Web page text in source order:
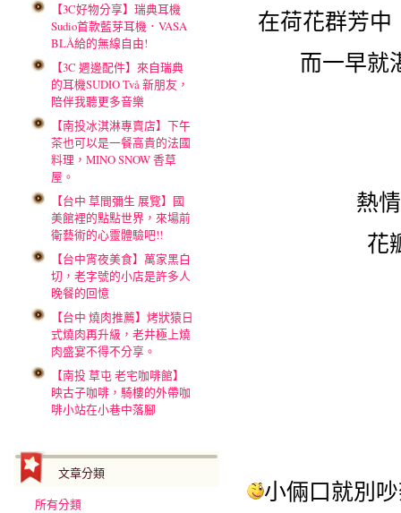
【3C好物分享】瑞典耳機
Sudio首款藍芽耳機．VASA
BLÅ給的無線自由!
【3C 週邊配件】來自瑞典
的耳機SUDIO Två 新朋友，
陪伴我聽更多音樂
【南投冰淇淋專賣店】下午
茶也可以是一餐高貴的法國
料理，MINO SNOW 香草
屋。
【台中 草間彌生 展覽】國
美館裡的點點世界，來場前
衛藝術的心靈體驗吧!!
【台中宵夜美食】萬家黑白
切，老字號的小店是許多人
晚餐的回憶
【台中 燒肉推薦】烤狀猿日
式燒肉再升級，老井極上燒
肉盛宴不得不分享。
【南投 草屯 老宅咖啡館】
映古子咖啡，騎樓的外帶咖
啡小站在小巷中落腳
文章分類
所有分類
在荷花群芳
而一早就
熱
花
小倆口就別